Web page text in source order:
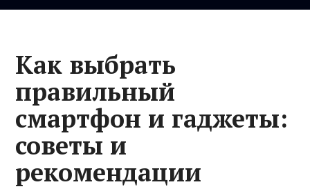
Как выбрать
правильный
смартфон и гаджеты:
советы и
рекомендации